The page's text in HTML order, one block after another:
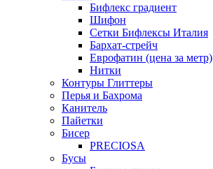
Бифлекс градиент
Шифон
Сетки Бифлексы Италия
Бархат-стрейч
Еврофатин (цена за метр)
Нитки
Контуры Глиттеры
Перья и Бахрома
Канитель
Пайетки
Бисер
PRECIOSA
Бусы